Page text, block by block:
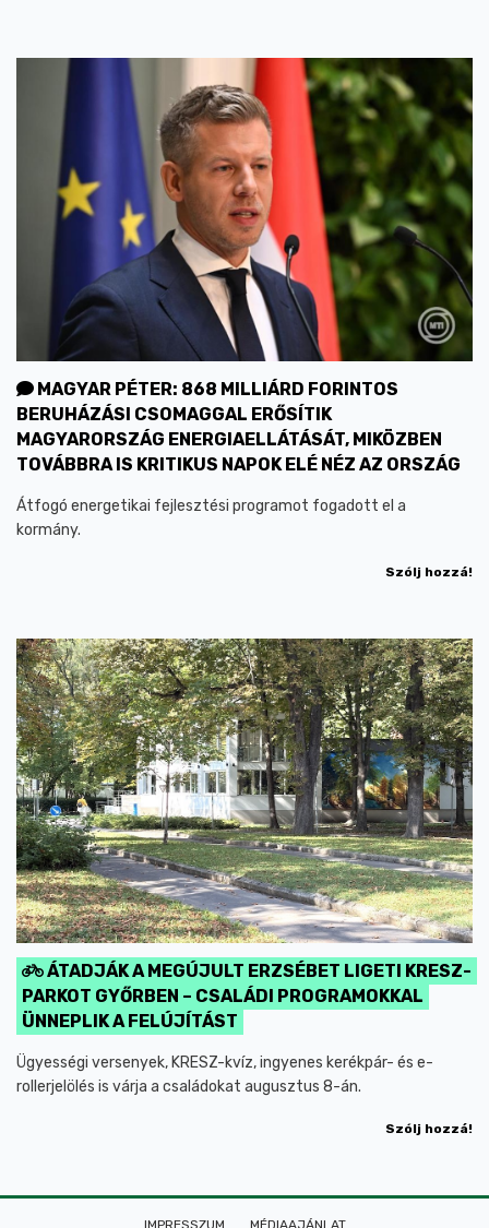
MAGYAR PÉTER: 868 MILLIÁRD FORINTOS
BERUHÁZÁSI CSOMAGGAL ERŐSÍTIK
MAGYARORSZÁG ENERGIAELLÁTÁSÁT, MIKÖZBEN
TOVÁBBRA IS KRITIKUS NAPOK ELÉ NÉZ AZ ORSZÁG
Átfogó energetikai fejlesztési programot fogadott el a
kormány.
Szólj hozzá!
ÁTADJÁK A MEGÚJULT ERZSÉBET LIGETI KRESZ-
PARKOT GYŐRBEN – CSALÁDI PROGRAMOKKAL
ÜNNEPLIK A FELÚJÍTÁST
Ügyességi versenyek, KRESZ-kvíz, ingyenes kerékpár- és e-
rollerjelölés is várja a családokat augusztus 8-án.
Szólj hozzá!
IMPRESSZUM MÉDIAAJÁNLAT